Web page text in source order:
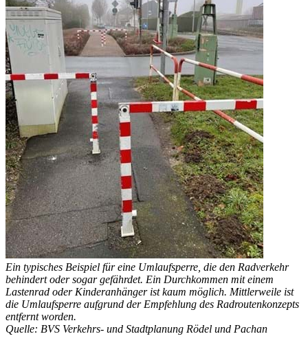
Ein typisches Beispiel für eine Umlaufsperre, die den Radverkehr
behindert oder sogar gefährdet. Ein Durchkommen mit einem
Lastenrad oder Kinderanhänger ist kaum möglich. Mittlerweile ist
die Umlaufsperre aufgrund der Empfehlung des Radroutenkonzepts
entfernt worden.
Quelle: BVS Verkehrs- und Stadtplanung Rödel und Pachan